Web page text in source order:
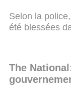
Selon la
été blessées
The